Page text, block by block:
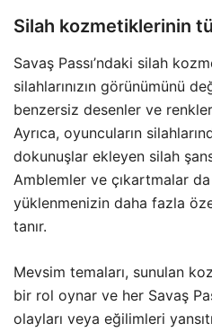
Silah kozmetiklerinin
Savaş Passı’ndaki silah
silahlarınızın görünümünü
benzersiz desenler ve
Ayrıca, oyuncuların
dokunuşlar ekleyen silah
Amblemler ve çıkartmalar
yüklenmenizin daha fazla
tanır.
Mevsim temaları, sunulan
bir rol oynar ve her Savaş
olayları veya eğilimleri